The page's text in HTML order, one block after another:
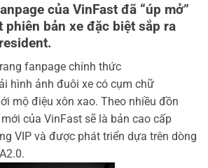
của VinFast đã “úp mở”
phiên bản xe đặc biệt sắp ra
fanpage chính thức
hình ảnh đuôi xe có cụm chữ
mộ điệu xôn xao. Theo nhiều đồn
của VinFast sẽ là bản cao cấp
VIP và được phát triển dựa trên dòng